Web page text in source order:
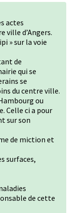
actes
ville d’Angers.
» sur la voie
de
qui se
se
du centre ville.
ou
Celle ci a pour
sur son
de miction et
surfaces,
de cette